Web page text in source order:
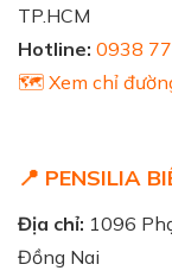
TP.HCM
Hotline: 0938
🗺️ Xem chỉ
📍 PENSILIA
Địa chỉ: 1096
Đồng Nai